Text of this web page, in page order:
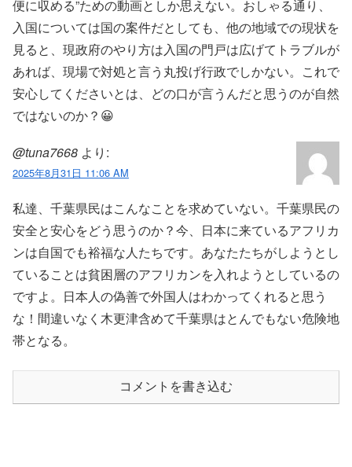
便に収める”ための動画としか思えない。おしゃる通り、
入国については国の案件だとしても、他の地域での現状を
見ると、現政府のやり方は入国の門戸は広げてトラブルが
あれば、現場で対処と言う丸投げ行政でしかない。これで
安心してくださいとは、どの口が言うんだと思うのが自然
ではないのか？😀
@tuna7668 より:
2025年8月31日 11:06 AM
私達、千葉県民はこんなことを求めていない。千葉県民の
安全と安心をどう思うのか？今、日本に来ているアフリカ
ンは自国でも裕福な人たちです。あなたたちがしようとし
ていることは貧困層のアフリカンを入れようとしているの
ですよ。日本人の偽善で外国人はわかってくれると思う
な！間違いなく木更津含めて千葉県はとんでもない危険地
帯となる。
コメントを書き込む